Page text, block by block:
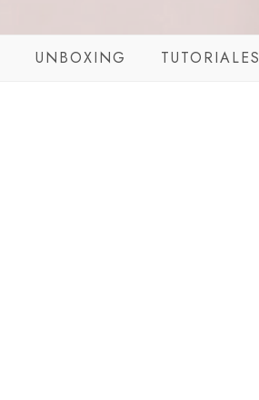
UNBOXING TUTORIALES